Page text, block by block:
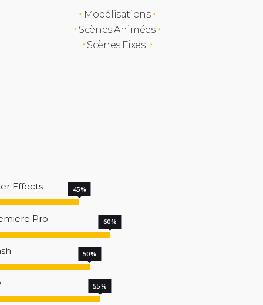
⋅ Modélisations ⋅
⋅ Scènes Animées ⋅
⋅ Scènes Fixes ⋅
Effects 45
Pro 60
50
55